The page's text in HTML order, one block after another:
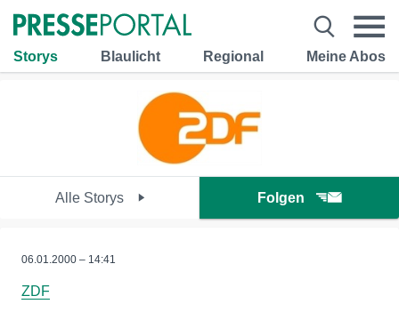
Storys Blaulicht Regional Meine Abos
Alle Storys Folgen
06.01.2000 – 14:41
ZDF